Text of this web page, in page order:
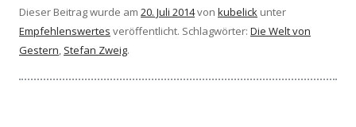
Dieser Beitrag wurde am 20. Juli 2014von kubelick unter
Empfehlenswertes veröffentlicht. Schlagwörter: Die Welt von
Gestern, Stefan Zweig.